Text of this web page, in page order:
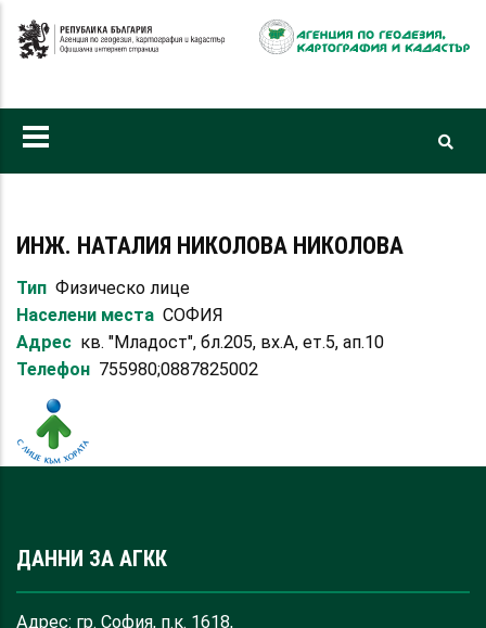
към
ИНЖ. НАТАЛИЯ НИКОЛОВА НИКОЛОВА
Тип Физическо лице
Населени места СОФИЯ
Адрес кв. "Младост", бл.205, вх.А, ет.5, ап.10
Телефон 755980;0887825002
ДАННИ ЗА АГКК
Адрес: гр. София, п.к. 1618,